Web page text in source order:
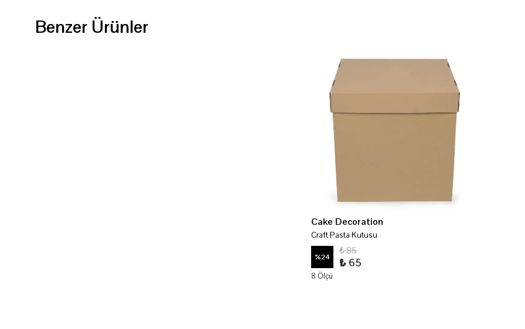
Benzer Ürünler
Cake Decoration
Craft Pasta Kutusu
%24
₺ 85
₺ 65
8 Ölçü